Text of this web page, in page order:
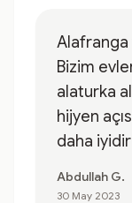
Alafranga
Bizim
alaturka
hijyen
daha iyidir
Abdullah G.
30 May 2023